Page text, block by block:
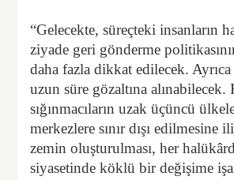
“Gelecekte, süreçteki insanların
ziyade geri gönderme
daha fazla dikkat edilecek.
uzun süre gözaltına alınabilecek.
sığınmacıların uzak üçüncü
merkezlere sınır dışı edilmesine
zemin oluşturulması, her
siyasetinde köklü bir değişime